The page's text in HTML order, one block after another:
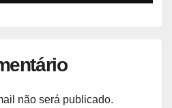
não será publicado.